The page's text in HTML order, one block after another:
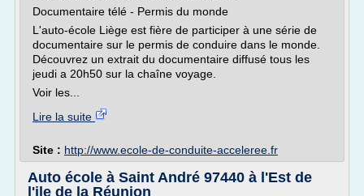
Documentaire télé - Permis du monde
L'auto-école Liège est fière de participer à une série de
documentaire sur le permis de conduire dans le monde.
Découvrez un extrait du documentaire diffusé tous les
jeudi a 20h50 sur la chaîne voyage.
Voir les...
Lire la suite
Site : http://www.ecole-de-conduite-acceleree.fr
Auto école à Saint André 97440 à l'Est de
l'ile de la Réunion